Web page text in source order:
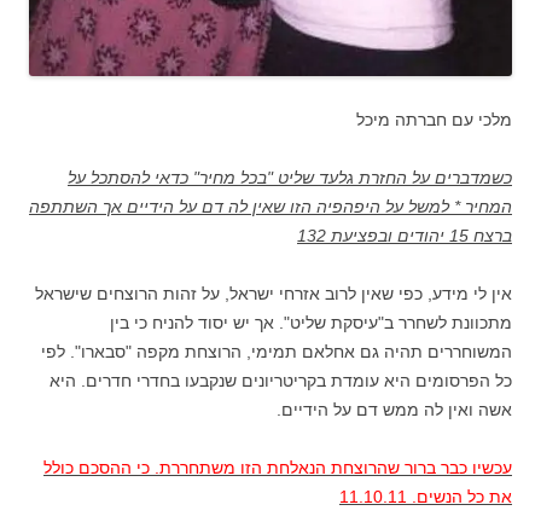
מלכי עם חברתה מיכל
כשמדברים על החזרת גלעד שליט "בכל מחיר" כדאי להסתכל על
המחיר * למשל על היפהפיה הזו שאין לה דם על הידיים אך השתתפה
ברצח 15 יהודים ובפציעת 132
אין לי מידע, כפי שאין לרוב אזרחי ישראל, על זהות הרוצחים שישראל
מתכוונת לשחרר ב"עיסקת שליט". אך יש יסוד להניח כי בין
המשוחררים תהיה גם אחלאם תמימי, הרוצחת מקפה "סבארו". לפי
כל הפרסומים היא עומדת בקריטריונים שנקבעו בחדרי חדרים. היא
אשה ואין לה ממש דם על הידיים.
עכשיו כבר ברור שהרוצחת הנאלחת הזו משתחררת. כי ההסכם כולל
את כל הנשים. 11.10.11